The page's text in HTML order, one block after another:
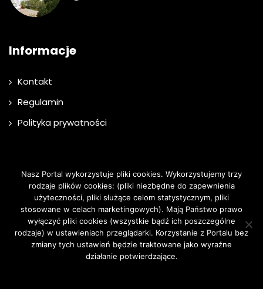
Informacje
Kontakt
Regulamin
Polityka prywatności
Newsletter
Przechodząc dalej, akceptujesz politykę prywatności
Nasz Portal wykorzystuje pliki cookies. Wykorzystujemy trzy
rodzaje plików cookies: (pliki niezbędne do zapewnienia
użyteczności, pliki służące celom statystycznym, pliki
stosowane w celach marketingowych). Mają Państwo prawo
wyłączyć pliki cookies (wszystkie bądź ich poszczególne
rodzaje) w ustawieniach przeglądarki. Korzystanie z Portalu bez
zmiany tych ustawień będzie traktowane jako wyraźne
działanie potwierdzające.